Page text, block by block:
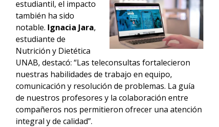
estudiantil, el impacto
también ha sido
notable. Ignacia Jara,
estudiante de
Nutrición y Dietética
UNAB, destacó: “Las teleconsultas fortalecieron
nuestras habilidades de trabajo en equipo,
comunicación y resolución de problemas. La guía
de nuestros profesores y la colaboración entre
compañeros nos permitieron ofrecer una atención
integral y de calidad”.